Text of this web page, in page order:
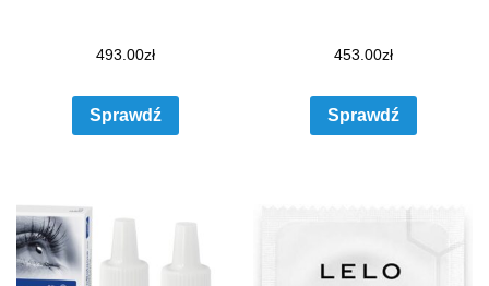
493.00zł
Sprawdź
453.00zł
Sprawdź